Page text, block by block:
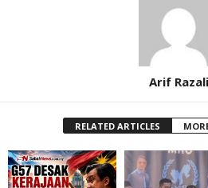
Arif Razali
RELATED ARTICLES